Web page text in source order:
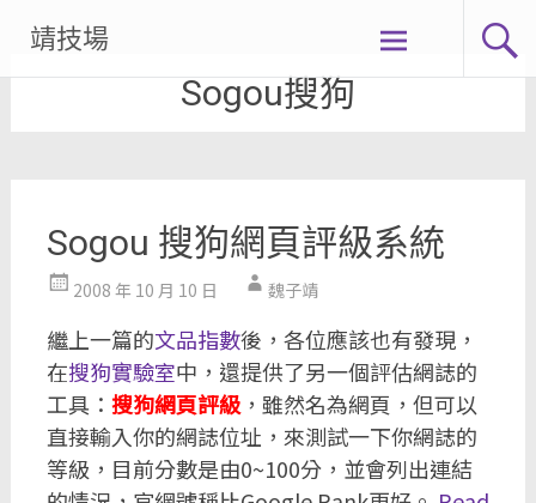
content
靖技場
Sogou搜狗
Sogou 搜狗網頁評級系統
2008 年 10 月 10 日 魏子靖
繼上一篇的文品指數後，各位應該也有發現，
在搜狗實驗室中，還提供了另一個評估網誌的
工具： 搜狗網頁評級，雖然名為網頁，但可以
直接輸入你的網誌位址，來測試一下你網誌的
等級，目前分數是由0~100分，並會列出連結